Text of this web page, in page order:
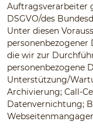
Auftragsverarbeiter
DSGVO/des
Unter diesen
personenbezogener
die wir zur
personenbezogene
Unterstützung/
Archivierung; Call-
Datenvernichtung;